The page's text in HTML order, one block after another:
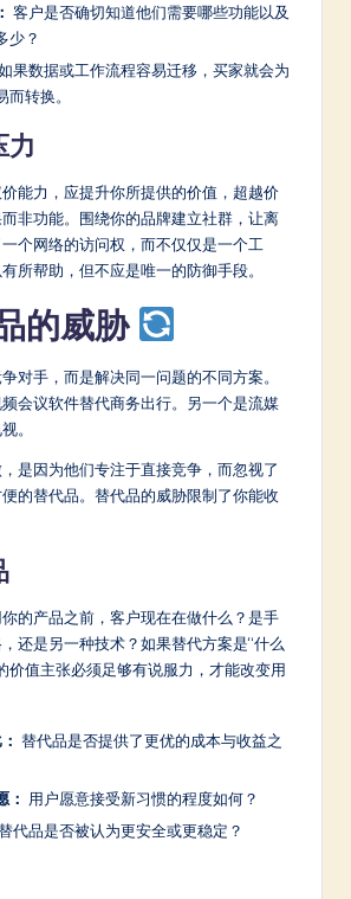
客户是否确切知道他们需要哪些功能以及
少？
果数据或工作流程容易迁移，买家就会为
而转换。
力
能力，应提升你所提供的价值，超越价
非功能。围绕你的品牌建立社群，让离
个网络的访问权，而不仅仅是一个工
所帮助，但不应是唯一的防御手段。
的威胁
对手，而是解决同一问题的不同方案。
会议软件替代商务出行。另一个是流媒
。
是因为他们专注于直接竞争，而忽视了
的替代品。替代品的威胁限制了你能收
的产品之前，客户现在在做什么？是手
还是另一种技术？如果替代方案是“什么
价值主张必须足够有说服力，才能改变用
替代品是否提供了更优的成本与收益之
： 用户愿意接受新习惯的程度如何？
代品是否被认为更安全或更稳定？